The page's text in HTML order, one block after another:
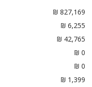
827,169 ₪
6,255 ₪
42,765 ₪
0
₪
0
₪
1,399 ₪